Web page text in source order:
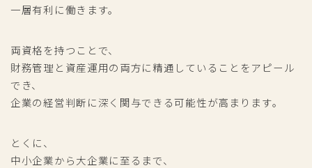
一層有利に働きます。
両資格を持つことで、
財務管理と資産運用の両方に精通していることをアピール
でき、
企業の経営判断に深く関与できる可能性が高まります。
とくに、
中小企業から大企業に至るまで、